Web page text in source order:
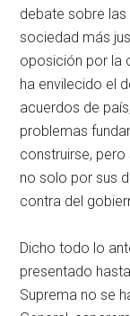
debate sobre
sociedad más
oposición por la
ha envilecido el
acuerdos de
problemas
construirse,
no solo por sus
contra del
Dicho todo lo
presentado
Suprema no se